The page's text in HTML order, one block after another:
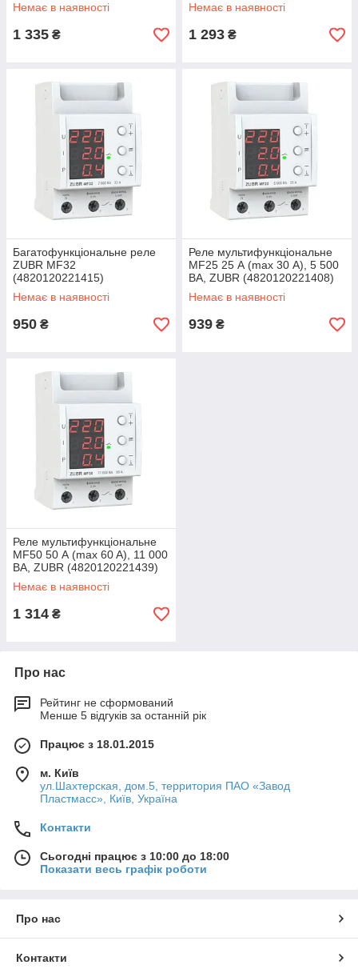
Немає в наявності
1 335 ₴
Немає в наявності
1 293 ₴
Багатофункціональне реле
ZUBR MF32
(4820120221415)
Немає в наявності
950 ₴
Реле мультифункціональне
MF25 25 А (max 30 А), 5 500
ВА, ZUBR (4820120221408)
Немає в наявності
939 ₴
Реле мультифункціональне
MF50 50 А (max 60 A), 11 000
ВА, ZUBR (4820120221439)
Немає в наявності
1 314 ₴
Про нас
Рейтинг не сформований
Менше 5 відгуків за останній рік
Працює з 18.01.2015
м. Київ
ул.Шахтерская, дом.5, территория ПАО «Завод
Пластмасс», Київ, Україна
Контакти
Сьогодні працює з 10:00 до 18:00
Показати весь графік роботи
Про нас
Контакти